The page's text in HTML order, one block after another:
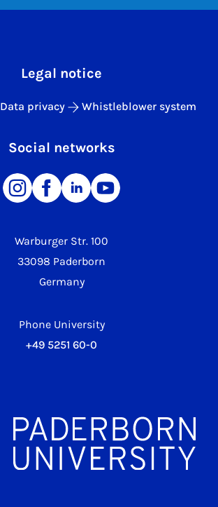
Warburger Str. 100
33098 Paderborn
Germany
Phone University
+49 5251 60-0
Legal notice
Data privacy Whistleblower system
Social networks